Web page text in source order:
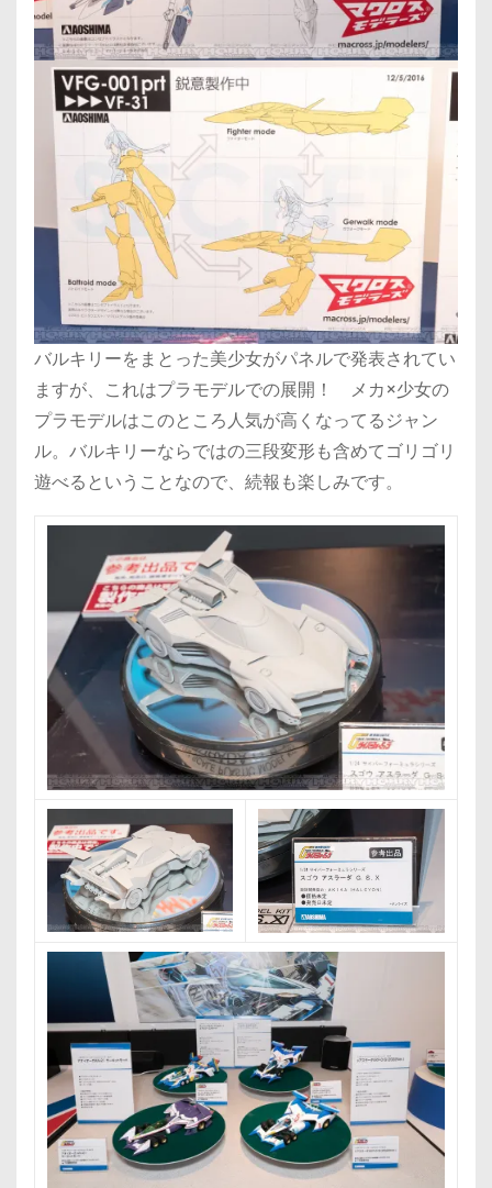
バルキリーをまとった美少女がパネルで発表されてい
ますが、これはプラモデルでの展開！ メカ×少女の
プラモデルはこのところ人気が高くなってるジャン
ル。バルキリーならではの三段変形も含めてゴリゴリ
遊べるということなので、続報も楽しみです。